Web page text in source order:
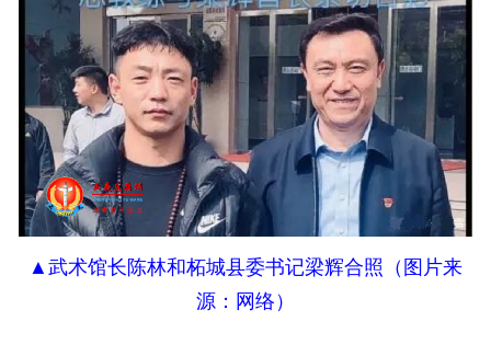
▲ 武术馆长陈林和柘城县委书记梁辉合照（图片来
源：网络）